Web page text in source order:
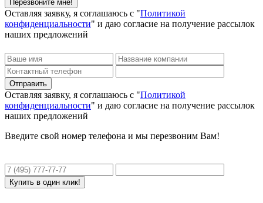
Оставляя заявку, я соглашаюсь с "Политикой
конфиденциальности" и даю согласие на получение рассылок
наших предложений
Оставляя заявку, я соглашаюсь с "Политикой
конфиденциальности" и даю согласие на получение рассылок
наших предложений
Введите свой номер телефона и мы перезвоним Вам!